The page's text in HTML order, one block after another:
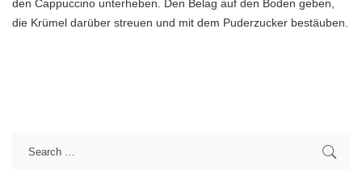
den Cappuccino unterheben. Den Belag auf den Boden geben,
die Krümel darüber streuen und mit dem Puderzucker bestäuben.